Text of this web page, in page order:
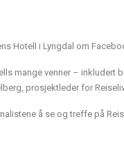
Hotell i Lyngdal om
mange venner –
prosjektleder for
å se og treffe på